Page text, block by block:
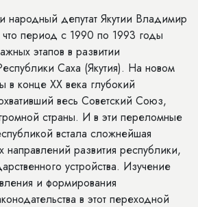
народный депутат Якутии Владимир
период с 1990 по 1993 годы
этапов в развитии
Саха (Якутия). На новом
в конце XX века глубокий
весь Советский Союз,
страны. И в эти переломные
встала сложнейшая
направлений развития республики,
устройства. Изучение
и формирования
в этот переходной